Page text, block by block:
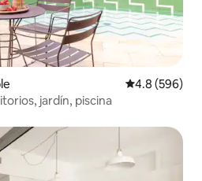
Calificación
4.8 (596)
jardín, piscina